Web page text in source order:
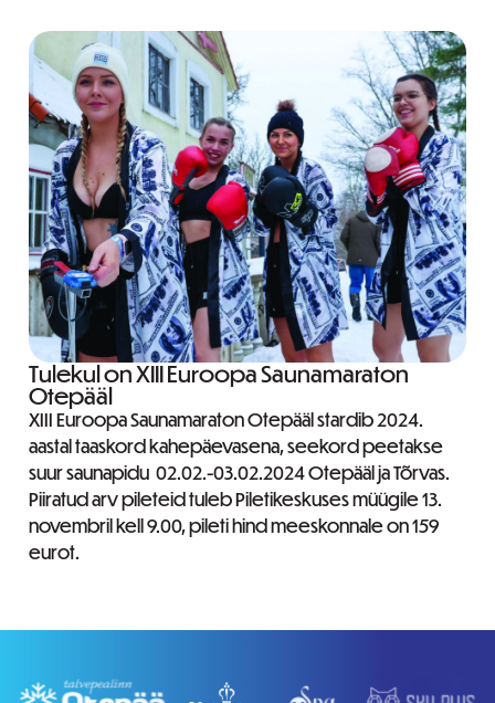
Tulekul on XIII Euroopa Saunamaraton
Otepääl
XIII Euroopa Saunamaraton Otepääl stardib 2024.
aastal taaskord kahepäevasena, seekord peetakse
suur saunapidu 02.02.-03.02.2024 Otepääl ja Tõrvas.
Piiratud arv pileteid tuleb Piletikeskuses müügile 13.
novembril kell 9.00, pileti hind meeskonnale on 159
eurot.